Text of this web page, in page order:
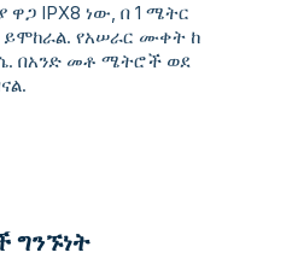
IPX8 ነው, በ 1 ሜትር
ይሞከራል. የአሠራር ሙቀት ከ
ሴ. በአንድ መቶ ሜትሮች ወደ
ግንኙነት